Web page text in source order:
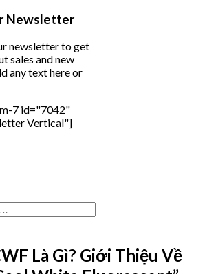
Newsletter
newsletter to get
sales and new
any text here or
7 id="7042"
Vertical"]
Là Gì? Giới Thiệu Về